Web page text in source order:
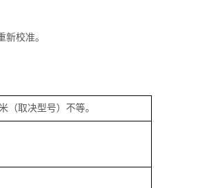
校准。
（取决型号）不等。